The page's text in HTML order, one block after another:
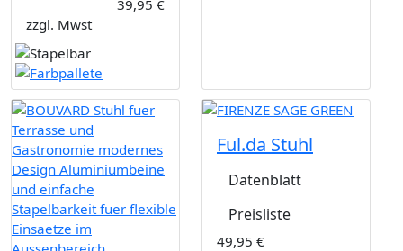
39,95 €
zzgl. Mwst
Ful.da Stuhl
Datenblatt
Preisliste
49,95 €